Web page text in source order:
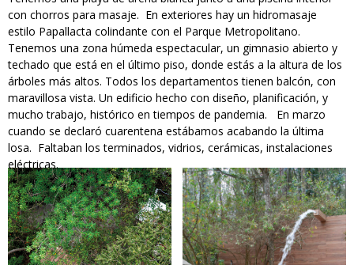
con chorros para masaje. En exteriores hay un hidromasaje
estilo Papallacta colindante con el Parque Metropolitano.
Tenemos una zona húmeda espectacular, un gimnasio abierto y
techado que está en el último piso, donde estás a la altura de los
árboles más altos. Todos los departamentos tienen balcón, con
maravillosa vista. Un edificio hecho con diseño, planificación, y
mucho trabajo, histórico en tiempos de pandemia. En marzo
cuando se declaró cuarentena estábamos acabando la última
losa. Faltaban los terminados, vidrios, cerámicas, instalaciones
eléctricas.